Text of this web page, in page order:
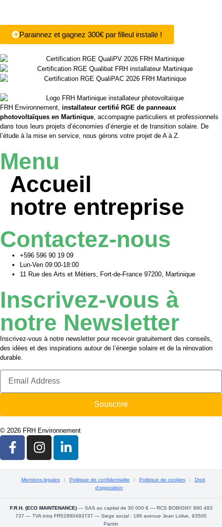
Parainnez et gagnez 300€ par filleul installé !
FRH Environnement, installateur certifié RGE de panneaux
photovoltaïques en Martinique, accompagne particuliers et professionnels
dans tous leurs projets d’économies d’énergie et de transition solaire. De
l’étude à la mise en service, nous gérons votre projet de A à Z.
Menu
Accueil
notre entreprise
Contactez-nous
+596 596 90 19 09
Lun-Ven 09:00-18:00
11 Rue des Arts et Métiers, Fort-de-France 97200, Martinique
Inscrivez-vous à
notre Newsletter
Inscrivez-vous à notre newsletter pour recevoir gratuitement des conseils,
des idées et des inspirations autour de l’énergie solaire et de la rénovation
durable.
Souscrire
© 2026 FRH Environnement
Mentions legales | Politique de confidentialite | Politique de cookies |
Droit
d'opposition
F.R.H. (ECO MAINTENANCE)— SAS au capital de 30 000 € — RCS BOBIGNY 890 493
737 — TVA intra FR52890493737 — Siege social : 196 avenue Jean Lolive, 93500
Pantin